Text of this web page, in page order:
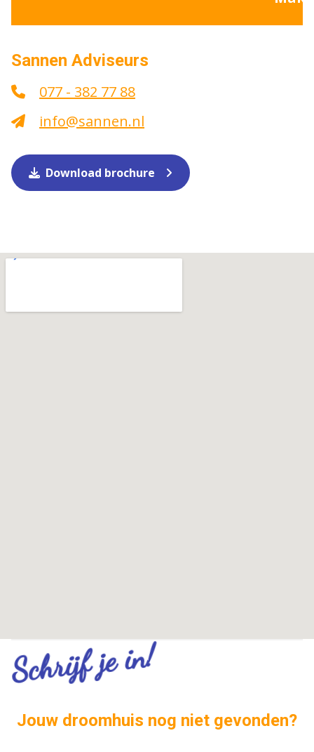
Sannen Adviseurs
077 - 382 77 88
info@sannen.nl
Download brochure
Jouw droomhuis nog niet gevonden?
Schrijf je in!